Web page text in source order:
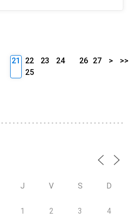
21 22 23
24
25
26 27 > >>
J V S D
1 2 3 4